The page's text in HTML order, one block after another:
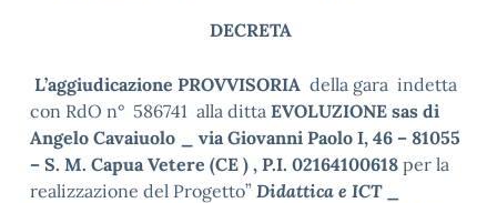
DECRETA
L’aggiudicazione PROVVISORIA della gara indetta
con RdO n° 586741 alla ditta EVOLUZIONE sas di
Angelo Cavaiuolo _ via Giovanni Paolo I, 46 – 81055
– S. M. Capua Vetere (CE ) , P.I. 02164100618 per la
realizzazione del Progetto” Didattica e ICT _